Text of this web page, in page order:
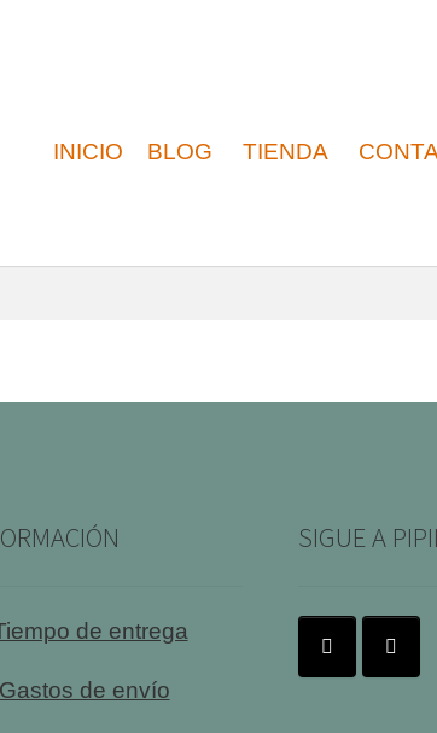
INICIO BLOG TIENDA
de entrega
de envío
SIGUE A